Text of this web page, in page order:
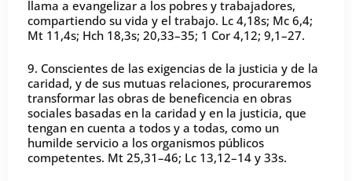
llama a evangelizar a los pobres y trabajadores,
compartiendo su vida y el trabajo. Lc 4,18s; Mc 6,4;
Mt 11,4s; Hch 18,3s; 20,33–35; 1 Cor 4,12; 9,1–27.
9. Conscientes de las exigencias de la justicia y de la
caridad, y de sus mutuas relaciones, procuraremos
transformar las obras de beneficencia en obras
sociales basadas en la caridad y en la justicia, que
tengan en cuenta a todos y a todas, como un
humilde servicio a los organismos públicos
competentes. Mt 25,31–46; Lc 13,12–14 y 33s.